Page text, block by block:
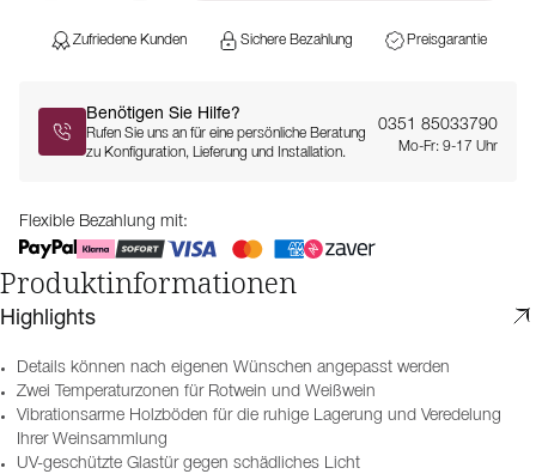
Zufriedene Kunden Sichere Bezahlung Preisgarantie
Benötigen Sie Hilfe?
Rufen Sie uns an für eine persönliche Beratung
zu Konfiguration, Lieferung und Installation.
0351 85033790
Mo-Fr: 9-17 Uhr
Flexible Bezahlung mit:
Produktinformationen
Highlights
Details können nach eigenen Wünschen angepasst werden
Zwei Temperaturzonen für Rotwein und Weißwein
Vibrationsarme Holzböden für die ruhige Lagerung und Veredelung
Ihrer Weinsammlung
UV-geschützte Glastür gegen schädliches Licht